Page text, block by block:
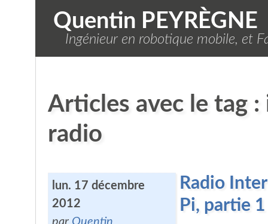
Quentin PEYRÈGNE
Ingénieur en robotique mobile, et
Articles avec le tag
radio
lun. 17 décembre
2012
par Quentin
Radio
Pi, partie